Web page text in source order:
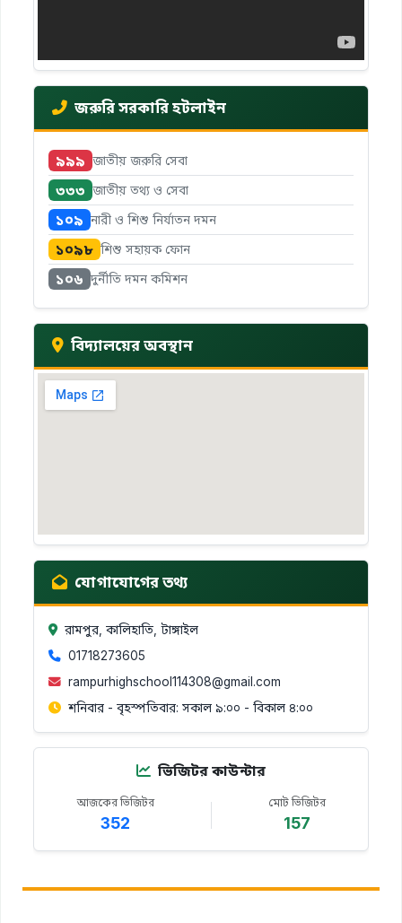
জরুরি সরকারি হটলাইন
৯৯৯ জাতীয় জরুরি সেবা
৩৩৩ জাতীয় তথ্য ও সেবা
১০৯ নারী ও শিশু নির্যাতন দমন
১০৯৮ শিশু সহায়ক ফোন
১০৬ দুর্নীতি দমন কমিশন
বিদ্যালয়ের অবস্থান
যোগাযোগের তথ্য
রামপুর, কালিহাতি, টাঙ্গাইল
01718273605
rampurhighschool114308@gmail.com
শনিবার - বৃহস্পতিবার: সকাল ৯:০০ - বিকাল ৪:০০
ভিজিটর কাউন্টার
আজকের ভিজিটর
352
মোট ভিজিটর
157